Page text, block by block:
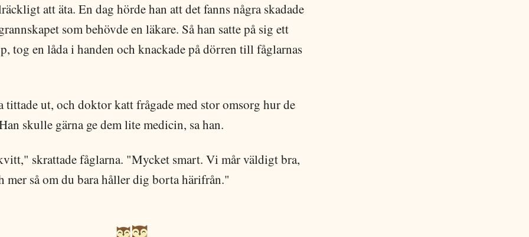
att äta. En dag hörde han att det fanns några skadade
som behövde en läkare. Så han satte på sig ett
tog en låda i handen och knackade på dörren till fåglarnas
tittade ut, och doktor katt frågade med stor omsorg hur de
skulle gärna ge dem lite medicin, sa han.
skrattade fåglarna. "Mycket smart. Vi mår väldigt bra,
mer så om du bara håller dig borta härifrån."